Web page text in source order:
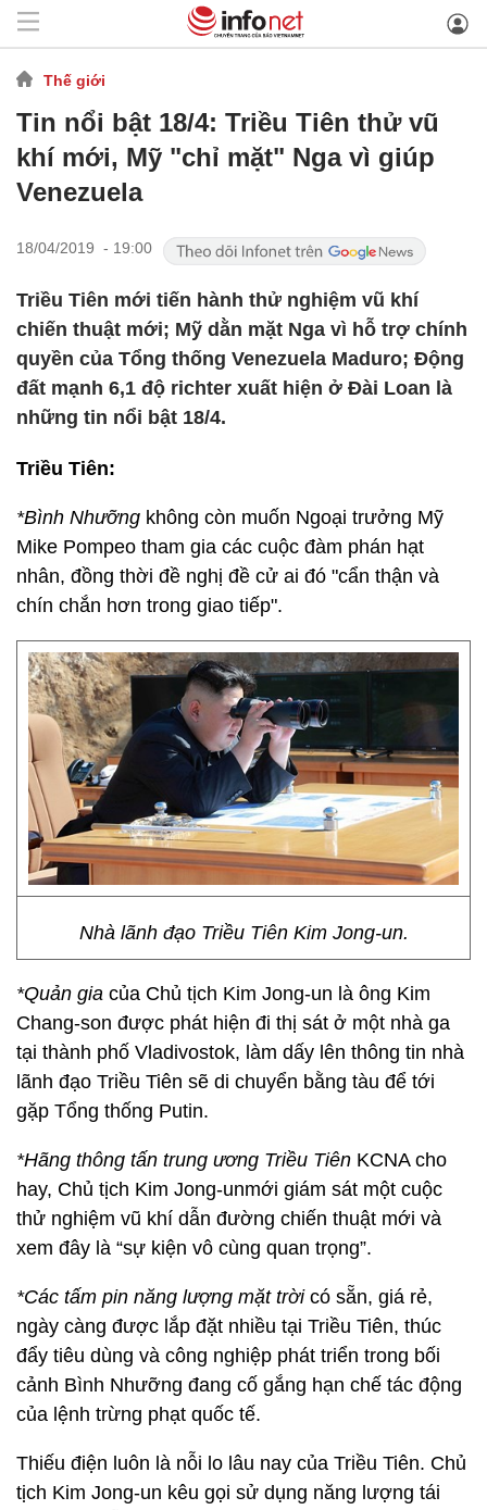
Thế giới
Tin nổi bật 18/4: Triều Tiên thử vũ
khí mới, Mỹ "chỉ mặt" Nga vì giúp
Venezuela
18/04/2019 - 19:00
Triều Tiên mới tiến hành thử nghiệm vũ khí
chiến thuật mới; Mỹ dằn mặt Nga vì hỗ trợ chính
quyền của Tổng thống Venezuela Maduro; Động
đất mạnh 6,1 độ richter xuất hiện ở Đài Loan là
những tin nổi bật 18/4.
Triều Tiên:
*Bình Nhưỡng không còn muốn Ngoại trưởng Mỹ
Mike Pompeo tham gia các cuộc đàm phán hạt
nhân, đồng thời đề nghị đề cử ai đó "cẩn thận và
chín chắn hơn trong giao tiếp".
Nhà lãnh đạo Triều Tiên Kim Jong-un.
*Quản gia của Chủ tịch Kim Jong-un là ông Kim
Chang-son được phát hiện đi thị sát ở một nhà ga
tại thành phố Vladivostok, làm dấy lên thông tin nhà
lãnh đạo Triều Tiên sẽ di chuyển bằng tàu để tới
gặp Tổng thống Putin.
*Hãng thông tấn trung ương Triều Tiên KCNA cho
hay, Chủ tịch Kim Jong-unmới giám sát một cuộc
thử nghiệm vũ khí dẫn đường chiến thuật mới và
xem đây là “sự kiện vô cùng quan trọng”.
*Các tấm pin năng lượng mặt trờicó sẵn, giá rẻ,
ngày càng được lắp đặt nhiều tại Triều Tiên, thúc
đẩy tiêu dùng và công nghiệp phát triển trong bối
cảnh Bình Nhưỡng đang cố gắng hạn chế tác động
của lệnh trừng phạt quốc tế.
Thiếu điện luôn là nỗi lo lâu nay của Triều Tiên. Chủ
tịch Kim Jong-un kêu gọi sử dụng năng lượng tái